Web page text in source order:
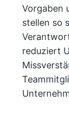
Vorgaben
stellen so
reduziert